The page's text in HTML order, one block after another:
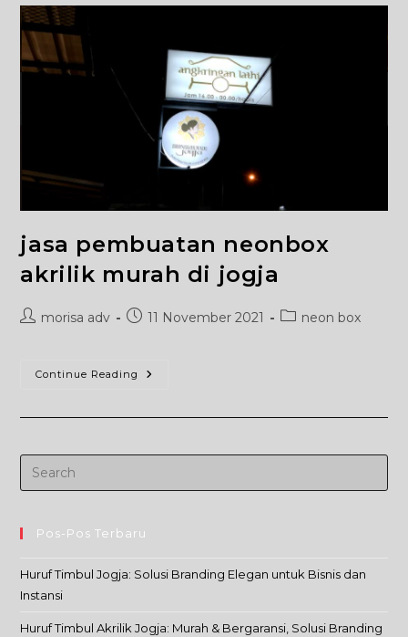
jasa pembuatan neonbox
akrilik murah di jogja
Postmorisa adv
Post11 November 2021
Postneon box
Continue Reading Jasa
Akrilik
Jogja
Pos-Pos Terbaru
Huruf Timbul Jogja: Solusi Branding Elegan untuk Bisnis dan
Instansi
Huruf Timbul Akrilik Jogja: Murah & Bergaransi, Solusi Branding